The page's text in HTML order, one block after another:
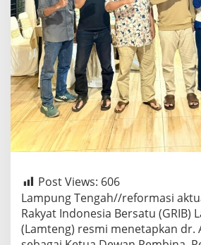
Post Views: 606
Lampung Tengah//reformasi
Rakyat Indonesia Bersatu (GRIB)
(Lamteng) resmi menetapkan dr.